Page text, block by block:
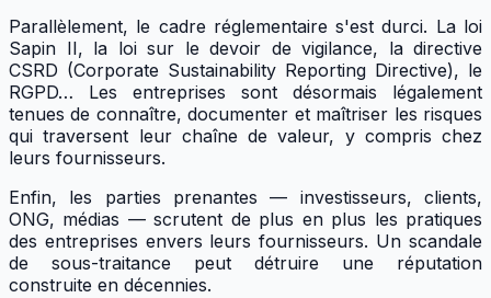
Parallèlement, le cadre réglementaire s'est durci. La loi
Sapin II, la loi sur le devoir de vigilance, la directive
CSRD (Corporate Sustainability Reporting Directive), le
RGPD… Les entreprises sont désormais légalement
tenues de connaître, documenter et maîtriser les risques
qui traversent leur chaîne de valeur, y compris chez
leurs fournisseurs.
Enfin, les parties prenantes — investisseurs, clients,
ONG, médias — scrutent de plus en plus les pratiques
des entreprises envers leurs fournisseurs. Un scandale
de sous-traitance peut détruire une réputation
construite en décennies.